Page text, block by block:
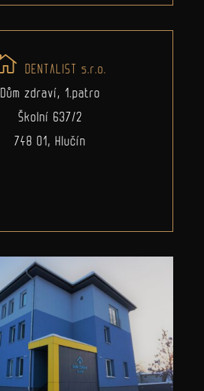
DENTALIST s.r.o.
Dům zdraví, 1.patro
Školní 637/2
748 01, Hlučín